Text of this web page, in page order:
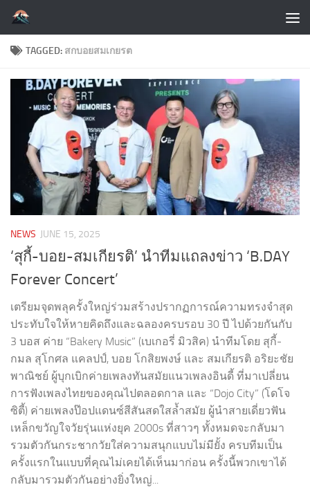
Skip to content
TAGGED: สกบอยสมเกยรต
NEWS JUNE 15, 2025
‘สุกี้-บอย-สมเกียรติ’ นำทีมแถลงข่าว ‘B.DAY
Forever Concert’
เตรียมจุดพลุครั้งใหญ่ร่วมสร้างปรากฏการณ์ความทรงจำสุด
ประทับใจให้หายคิดถึงและฉลองครบรอบ 30 ปี ไปด้วยกันกับ
3 บอส ค่าย “Bakery Music” (เบเกอรี่ มิวสิค) นำทีมโดย สุกี้-
กมล สุโกศล แคลปป์, บอย โกสิยพงษ์ และ สมเกียรติ อริยะชัย
พาณิชย์ ผู้บุกเบิกค่ายเพลงทันสมัยแนวเพลงอินดี้ ที่มาเปลี่ยน
การฟังเพลงไทยของคุณไปตลอดกาล และ “Dojo City” (โดโจ
ซิตี้) ค่ายเพลงป๊อปแดนซ์สีสันสดใสล้ำสมัย ผู้นำสายเดี่ยวฟัน
เหล็กขวัญใจวัยรุ่นแห่งยุค 2000s ที่สาวๆ ทั้งหมดจะกลับมา
รวมตัวกันกระชากวัยใส่ความสนุกแบบไม่มียั้ง ครบทีมเป็น
ครั้งแรกในแบบที่คุณไม่เคยได้เห็นมาก่อน ครั้งนี้พวกเขาได้
กลับมารวมตัวกันอย่างยิ่งใหญ่...